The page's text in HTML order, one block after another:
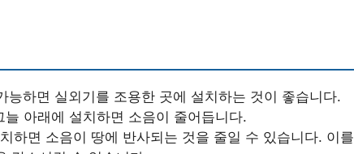
능하면 실외기를 조용한 곳에 설치하는 것이 좋습니다.
아래에 설치하면 소음이 줄어듭니다.
하면 소음이 땅에 반사되는 것을 줄일 수 있습니다. 이를